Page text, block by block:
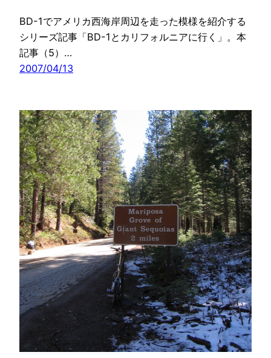
BD-1でアメリカ西海岸周辺を走った模様を紹介する
シリーズ記事「BD-1とカリフォルニアに行く」。本
記事（5）…
2007/04/13